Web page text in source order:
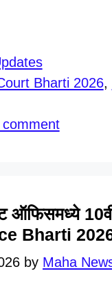
Bharti 2026,
ऑफिसमध्ये
Bharti
by Maha